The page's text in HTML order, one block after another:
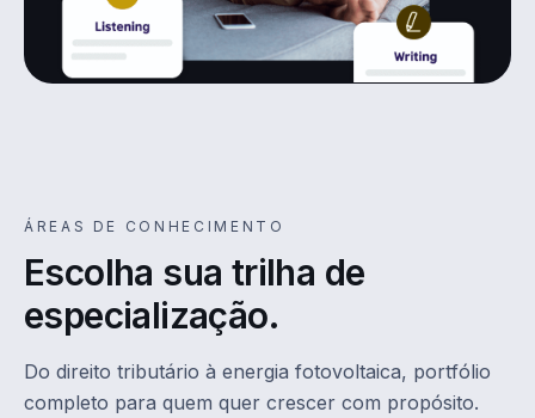
ÁREAS DE CONHECIMENTO
Escolha sua trilha de
especialização.
Do direito tributário à energia fotovoltaica, portfólio
completo para quem quer crescer com propósito.